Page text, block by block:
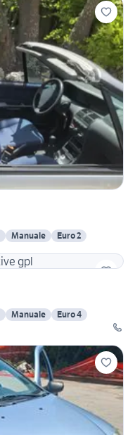
Manuale
Euro 2
Manuale
Euro 4